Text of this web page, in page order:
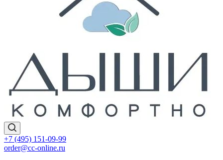
+7 (495) 151-09-99
order@cc-online.ru